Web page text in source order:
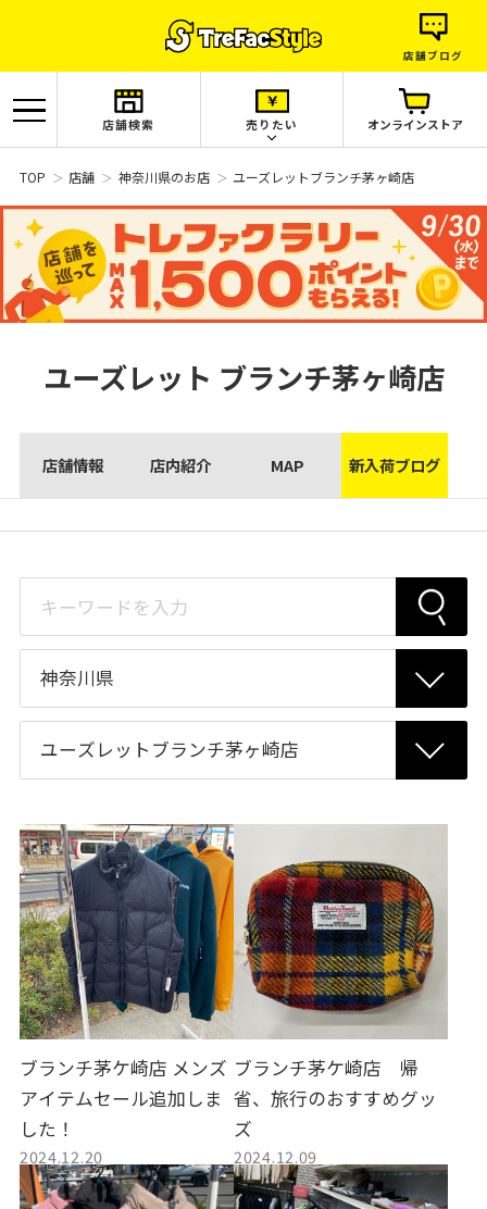
店舗ブログ
店舗検索 売りたい オンラインストア
TOP 店舗 神奈川県のお店 ユーズレットブランチ茅ヶ崎店
ユーズレット ブランチ茅ヶ崎店
店舗情報 店内紹介 MAP 新入荷ブログ
ブランチ茅ケ崎店 メンズ
アイテムセール追加しま
した！
2024.12.20
ブランチ茅ケ崎店 帰
省、旅行のおすすめグッ
ズ
2024.12.09